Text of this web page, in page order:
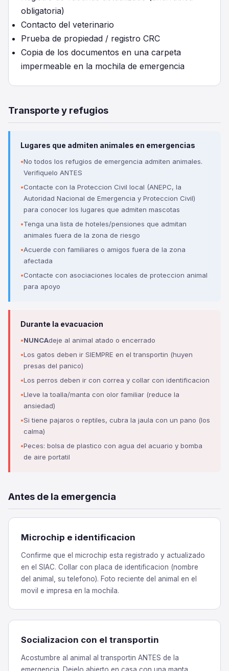
obligatoria)
Contacto del veterinario
Prueba de propiedad / registro CRC
Copia de los documentos en una carpeta
impermeable en la mochila de emergencia
Transporte y refugios
Lugares que admiten animales en emergencias
No todos los refugios de emergencia admiten animales.
Verifiquelo ANTES
Contacte con la Proteccion Civil local (ANEPC, la
Autoridad Nacional de Emergencia y Proteccion Civil)
para conocer los lugares que admiten mascotas
Tenga una lista de hoteles/pensiones que admitan
animales fuera de la zona de riesgo
Acuerde con familiares o amigos fuera de la zona
afectada
Contacte con asociaciones locales de proteccion animal
para apoyo
Durante la evacuacion
NUNCAdeje al animal atado o encerrado
Los gatos deben ir SIEMPRE en el transportin (huyen
presas del panico)
Los perros deben ir con correa y collar con identificacion
Lleve la toalla/manta con olor familiar (reduce la
ansiedad)
Si tiene pajaros o reptiles, cubra la jaula con un pano (los
calma)
Peces: bolsa de plastico con agua del acuario y bomba
de aire portatil
Antes de la emergencia
Microchip e identificacion
Confirme que el microchip esta registrado y actualizado
en el SIAC. Collar con placa de identificacion (nombre
del animal, su telefono). Foto reciente del animal en el
movil e impresa en la mochila.
Socializacion con el transportin
Acostumbre al animal al transportin ANTES de la